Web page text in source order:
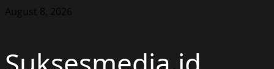
Skip
August 8, 2026